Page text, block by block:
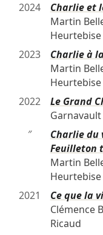
2024
Charlie et
Martin
Heurtebise
2023
Charlie à
Martin
Heurtebise
2022
Le Grand
Garnavault
″
Charlie du
Feuilleton
Martin
Heurtebise
2021
Ce que la
Clémence
Ricaud